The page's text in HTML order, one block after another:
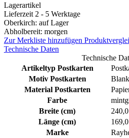
Lagerartikel
Lieferzeit 2 - 5 Werktage
Oberkirch: auf Lager
Abholbereit: morgen
Zur Merkliste hinzufügen
Technische Daten
Technische
Artikeltyp Postkarten
Motiv Postkarten
Material Postkarten
Farbe
Breite (cm)
Länge (cm)
Marke